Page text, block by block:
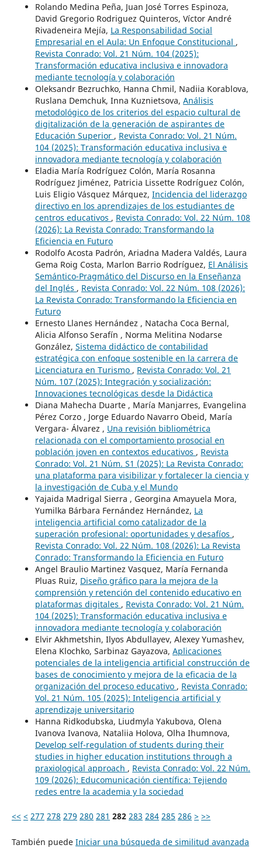
Rolando Medina Peña, Juan José Torres Espinoza,
David Gregorio Rodriguez Quinteros, Víctor André
Rivadeneira Mejía, La Responsabilidad Social
Empresarial en el Aula: Un Enfoque Constitucional ,
Revista Conrado: Vol. 21 Núm. 104 (2025):
Transformación educativa inclusiva e innovadora
mediante tecnología y colaboración
Oleksandr Bezruchko, Hanna Chmil, Nadiia Korablova,
Ruslana Demchuk, Inna Kuznietsova, Análisis
metodológico de los criterios del espacio cultural de
digitalización de la generación de aspirantes de
Educación Superior , Revista Conrado: Vol. 21 Núm.
104 (2025): Transformación educativa inclusiva e
innovadora mediante tecnología y colaboración
Eladia María Rodríguez Colón, María Rosanna
Rodríguez Jiménez, Patricia Lissette Rodríguez Colón,
Luis Eligio Vásquez Márquez, Incidencia del liderazgo
directivo en los aprendizajes de los estudiantes de
centros educativos , Revista Conrado: Vol. 22 Núm. 108
(2026): La Revista Conrado: Transformando la
Eficiencia en Futuro
Rodolfo Acosta Padrón, Ariadna Madera Valdés, Laura
Gema Roig Costa, Marlon Barrio Rodríguez, El Análisis
Semántico-Pragmático del Discurso en la Enseñanza
del Inglés , Revista Conrado: Vol. 22 Núm. 108 (2026):
La Revista Conrado: Transformando la Eficiencia en
Futuro
Ernesto Llanes Hernández , Natacha Coca Bernal,
Alicia Alfonso Serafín , Norma Melitina Nodarse
González, Sistema didáctico de contabilidad
estratégica con enfoque sostenible en la carrera de
Licenciatura en Turismo , Revista Conrado: Vol. 21
Núm. 107 (2025): Integración y socialización:
Innovaciones tecnológicas desde la Didáctica
Diana Mahecha Duarte , María Manjarres, Evangelina
Pérez Corzo , Jorge Eduardo Navarro Obeid, María
Vergara- Álvarez , Una revisión bibliométrica
relacionada con el comportamiento prosocial en
población joven en contextos educativos , Revista
Conrado: Vol. 21 Núm. S1 (2025): La Revista Conrado:
una plataforma para visibilizar y fortalecer la ciencia y
la investigación de Cuba y el Mundo
Yajaida Madrigal Sierra , Georgina Amayuela Mora,
Yumilka Bárbara Fernández Hernández, La
inteligencia artificial como catalizador de la
superación profesional: oportunidades y desafíos ,
Revista Conrado: Vol. 22 Núm. 108 (2026): La Revista
Conrado: Transformando la Eficiencia en Futuro
Angel Braulio Martinez Vasquez, María Fernanda
Pluas Ruiz, Diseño gráfico para la mejora de la
comprensión y retención del contenido educativo en
plataformas digitales , Revista Conrado: Vol. 21 Núm.
104 (2025): Transformación educativa inclusiva e
innovadora mediante tecnología y colaboración
Elvir Akhmetshin, Ilyos Abdullayev, Alexey Yumashev,
Elena Klochko, Sarbinaz Gayazova, Aplicaciones
potenciales de la inteligencia artificial construcción de
bases de conocimiento y mejora de la eficacia de la
organización del proceso educativo , Revista Conrado:
Vol. 21 Núm. 105 (2025): Inteligencia artificial y
aprendizaje universitario
Hanna Ridkodubska, Liudmyla Yakubova, Olena
Ivanova Ivanova, Nataliia Holova, Olha Ihumnova,
Develop self-regulation of students during their
studies in higher education institutions through a
praxiological approach , Revista Conrado: Vol. 22 Núm.
109 (2026): Educomunicación científica: Tejiendo
redes entre la academia y la sociedad
<< < 277 278 279 280 281 282 283 284 285 286 > >>
También puede Iniciar una búsqueda de similitud avanzada